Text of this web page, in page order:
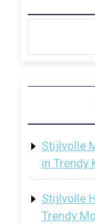
Stijlvolle
in Trendy
Stijlvolle
Trendy